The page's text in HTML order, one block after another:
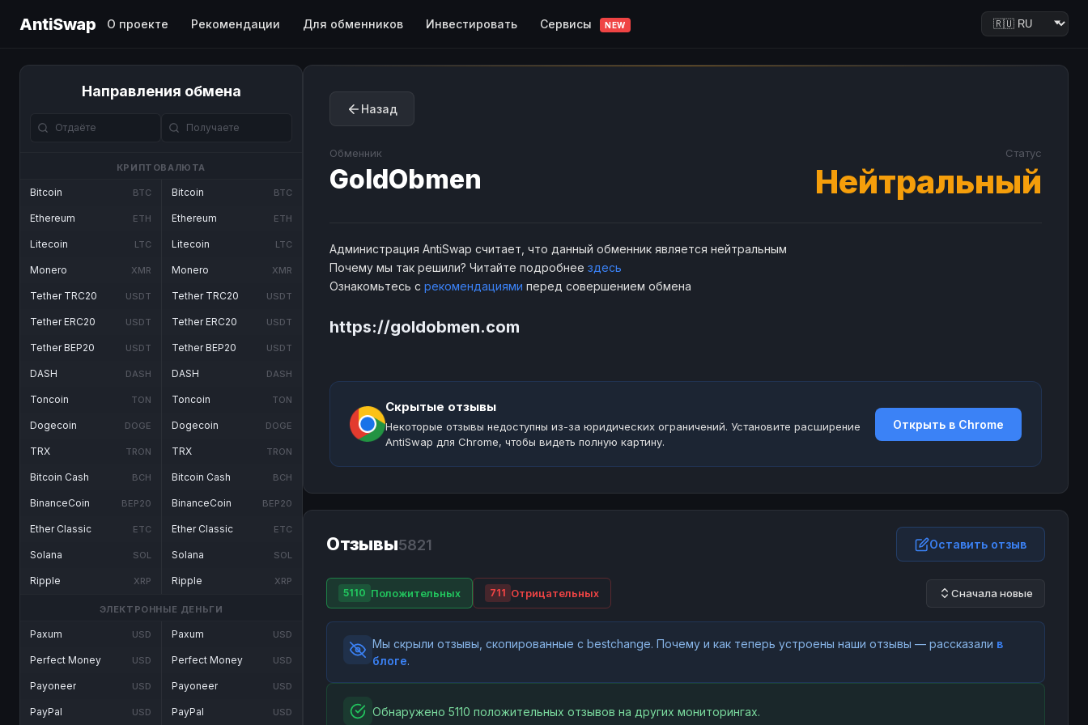
AntiSwap О проекте Рекомендации Для обменников Инвестировать Сервисы NEW
Направления обмена
КРИПТОВАЛЮТА
Bitcoin BTC
Ethereum ETH
Litecoin LTC
Monero XMR
Tether TRC20 USDT
Tether ERC20 USDT
Tether BEP20 USDT
DASH DASH
Toncoin TON
Dogecoin DOGE
TRX TRON
Bitcoin Cash BCH
BinanceCoin BEP20
Ether Classic ETC
Solana SOL
Ripple XRP
Bitcoin BTC
Ethereum ETH
Litecoin LTC
Monero XMR
Tether TRC20 USDT
Tether ERC20 USDT
Tether BEP20 USDT
DASH DASH
Toncoin TON
Dogecoin DOGE
TRX TRON
Bitcoin Cash BCH
BinanceCoin BEP20
Ether Classic ETC
Solana SOL
Ripple XRP
ЭЛЕКТРОННЫЕ ДЕНЬГИ
Paxum USD
Perfect Money USD
Payoneer USD
PayPal USD
Paxum USD
Perfect Money USD
Payoneer USD
PayPal USD
Назад
Обменник
GoldObmen
Статус
Нейтральный
Администрация AntiSwap считает, что данный обменник является нейтральным
Почему мы так решили? Читайте подробнее здесь
Ознакомьтесь с рекомендациями перед совершением обмена
https://goldobmen.com
Скрытые отзывы
Некоторые отзывы недоступны из-за юридических ограничений. Установите расширение
AntiSwap для Chrome, чтобы видеть полную картину.
Открыть в Chrome
Отзывы5821 Оставить отзыв
5110 Положительных 711 Отрицательных Сначала новые
Мы скрыли отзывы, скопированные с bestchange. Почему и как теперь устроены наши отзывы — рассказали в
блоге.
Обнаружено 5110 положительных отзывов на других мониторингах.